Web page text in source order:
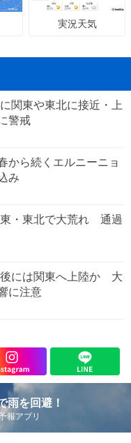
実況天気
関東や東北に接近・上
警戒
ら続くエルニーニョ
み
・東北で大荒れ 通過
には関東へ上陸か 大
に注意
雨を回避！
報アプリ